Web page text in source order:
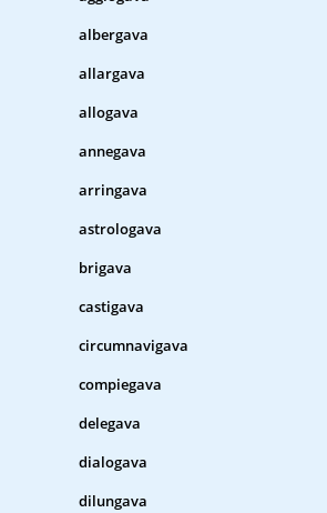
albergava
allargava
allogava
annegava
arringava
astrologava
brigava
castigava
circumnavigava
compiegava
delegava
dialogava
dilungava